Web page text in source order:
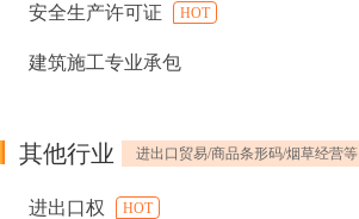
安全生产许可证 HOT
建筑施工专业承包
其他行业 进出口贸易/商品条形码/烟草经营等
进出口权 HOT